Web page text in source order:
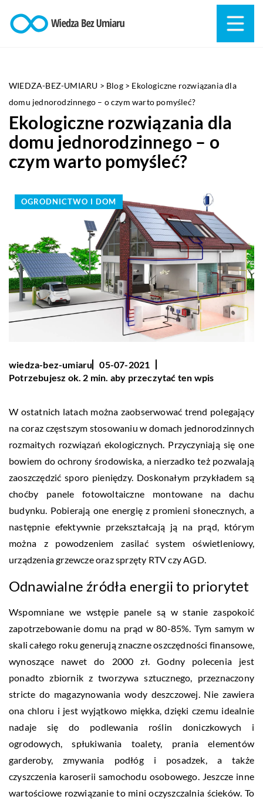
WIEDZA-BEZ-UMIARU > Blog> Ekologiczne rozwiązania dla
domu jednorodzinnego – o czym warto pomyśleć?
Ekologiczne rozwiązania dla
domu jednorodzinnego – o
czym warto pomyśleć?
OGRODNICTWO I DOM
wiedza-bez-umiaru
05-07-2021
Potrzebujesz ok. 2 min. aby przeczytać ten wpis
W ostatnich latach można zaobserwować trend polegający
na coraz częstszym stosowaniu w domach jednorodzinnych
rozmaitych rozwiązań ekologicznych. Przyczyniają się one
bowiem do ochrony środowiska, a nierzadko też pozwalają
zaoszczędzić sporo pieniędzy. Doskonałym przykładem są
choćby panele fotowoltaiczne montowane na dachu
budynku. Pobierają one energię z promieni słonecznych, a
następnie efektywnie przekształcają ją na prąd, którym
można z powodzeniem zasilać system oświetleniowy,
urządzenia grzewcze oraz sprzęty RTV czy AGD.
Odnawialne źródła energii to priorytet
Wspomniane we wstępie panele są w stanie zaspokoić
zapotrzebowanie domu na prąd w 80-85%. Tym samym w
skali całego roku generują znaczne oszczędności finansowe,
wynoszące nawet do 2000 zł. Godny polecenia jest
ponadto zbiornik z tworzywa sztucznego, przeznaczony
stricte do magazynowania wody deszczowej. Nie zawiera
ona chloru i jest wyjątkowo miękka, dzięki czemu idealnie
nadaje się do podlewania roślin doniczkowych i
ogrodowych, spłukiwania toalety, prania elementów
garderoby, zmywania podłóg i posadzek, a także
czyszczenia karoserii samochodu osobowego. Jeszcze inne
wartościowe rozwiązanie to mini oczyszczalnia ścieków. To